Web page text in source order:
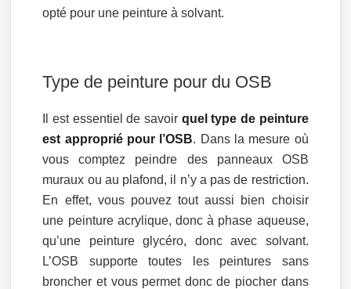
opté pour une peinture à solvant.
Type de peinture pour du OSB
Il est essentiel de savoir quel type de peinture
est approprié pour l’OSB. Dans la mesure où
vous comptez peindre des panneaux OSB
muraux ou au plafond, il n’y a pas de restriction.
En effet, vous pouvez tout aussi bien choisir
une peinture acrylique, donc à phase aqueuse,
qu’une peinture glycéro, donc avec solvant.
L’OSB supporte toutes les peintures sans
broncher et vous permet donc de piocher dans